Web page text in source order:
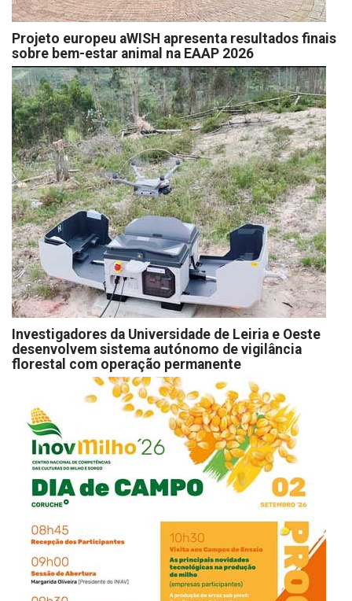
Projeto europeu aWISH apresenta resultados finais
sobre bem-estar animal na EAAP 2026
Investigadores da Universidade de Leiria e Oeste
desenvolvem sistema autónomo de vigilância
florestal com operação permanente